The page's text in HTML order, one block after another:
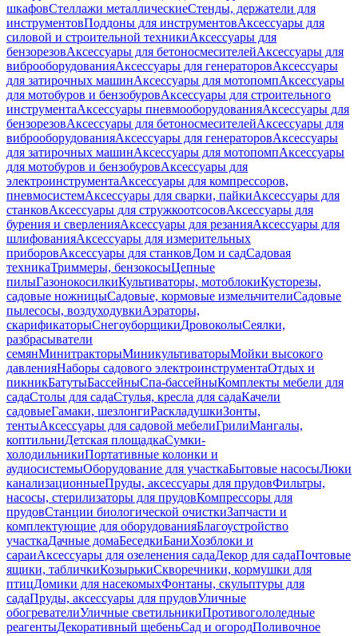
шкафовСтеллажи металлическиеСтенды, держатели для
инструментовПоддоны для инструментовАксессуары для
силовой и строительной техникиАксессуары для
бензорезовАксессуары для бетоносмесителейАксессуары для
виброоборудованияАксессуары для генераторовАксессуары
для затирочных машинАксессуары для мотопомпАксессуары
для мотобуров и бензобуровАксессуары для строительного
инструментаАксессуары пневмооборудованияАксессуары для
бензорезовАксессуары для бетоносмесителейАксессуары для
виброоборудованияАксессуары для генераторовАксессуары
для затирочных машинАксессуары для мотопомпАксессуары
для мотобуров и бензобуровАксессуары для
электроинструментаАксессуары для компрессоров,
пневмосистемАксессуары для сварки, пайкиАксессуары для
станковАксессуары для стружкоотсосовАксессуары для
бурения и сверленияАксессуары для резанияАксессуары для
шлифованияАксессуары для измерительных
приборовАксессуары для станковДом и садСадовая
техникаТриммеры, бензокосыЦепные
пилыГазонокосилкиКультиваторы, мотоблокиКусторезы,
садовые ножницыСадовые, кормовые измельчителиСадовые
пылесосы, воздуходувкиАэраторы,
скарификаторыСнегоуборщикиДровоколыСеялки,
разбрасыватели
семянМинитракторыМиникультиваторыМойки высокого
давленияНаборы садового электроинструментаОтдых и
пикникБатутыБассейныСпа-бассейныКомплекты мебели для
садаСтолы для садаСтулья, кресла для садаКачели
садовыеГамаки, шезлонгиРаскладушкиЗонты,
тентыАксессуары для садовой мебелиГрилиМангалы,
коптильниДетская площадкаСумки-
холодильникиПортативные колонки и
аудиосистемыОборудование для участкаБытовые насосыЛюки
канализационныеПруды, аксессуары для прудовФильтры,
насосы, стерилизаторы для прудовКомпрессоры для
прудовСтанции биологической очисткиЗапчасти и
комплектующие для оборудованияБлагоустройство
участкаДачные домаБеседкиБаниХозблоки и
сараиАксессуары для озеленения садаДекор для садаПочтовые
ящики, табличкиКозырькиСкворечники, кормушки для
птицДомики для насекомыхФонтаны, скульптуры для
садаПруды, аксессуары для прудовУличные
обогревателиУличные светильникиПротивогололедные
реагентыДекоративный щебеньСад и огородПоливочное